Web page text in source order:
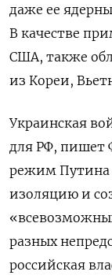
даже ее
В качестве
США, также
из Кореи,
Украинская
для РФ, пишет
режим
изоляцию и
разных
российская